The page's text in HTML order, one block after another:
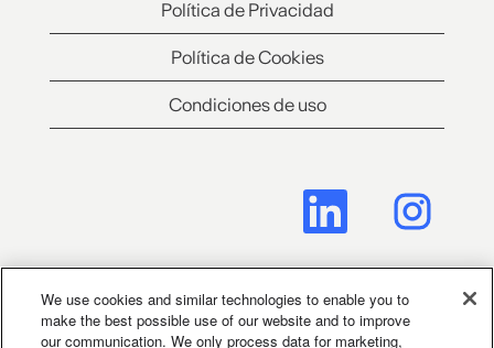
Política de Privacidad
Política de Cookies
Condiciones de uso
S
a
r
e
n
u
S
e
a
r
e
n
u
Cookie Consent Manager
We use cookies and similar technologies to enable you to
make the best possible use of our website and to improve
our communication. We only process data for marketing,